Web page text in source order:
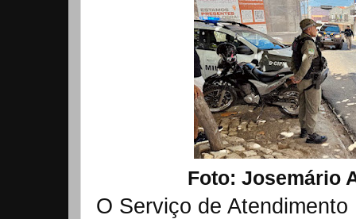
Foto: Josemário
O Serviço de